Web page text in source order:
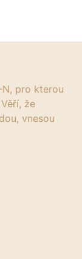
pro kterou
že
vnesou